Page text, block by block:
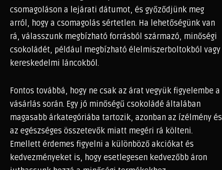
csomagoláson a lejárati dátumot, és győződjünk meg
arról, hogy a csomagolás sértetlen. Ha lehetőségünk van
rá, válasszunk megbízható forrásból származó, minőségi
csokoládét, például megbízható élelmiszerboltokból vagy
kereskedelmi láncokból.
Fontos továbbá, hogy ne csak az árat vegyük figyelembe a
vásárlás során. Egy jó minőségű csokoládé általában
magasabb árkategóriába tartozik, azonban az ízélmény és
az egészséges összetevők miatt megéri rá költeni.
Emellett érdemes figyelni a különböző akciókat és
kedvezményeket is, hogy esetlegesen kedvezőbb áron